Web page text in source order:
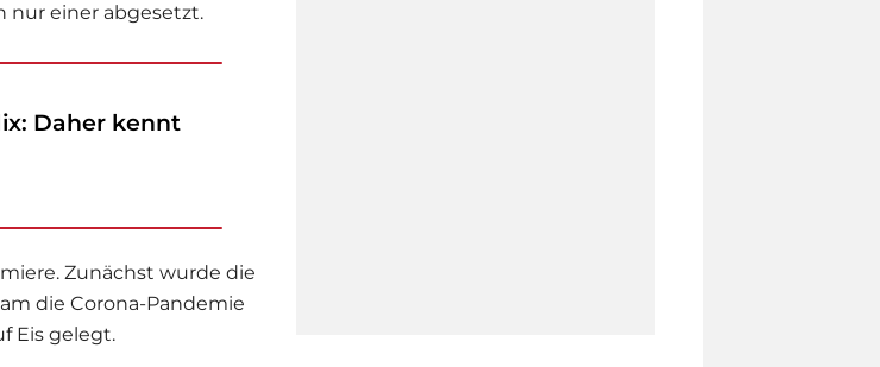
nur einer abgesetzt.
Daher kennt
Zunächst wurde die
die Corona-Pandemie
Eis gelegt.